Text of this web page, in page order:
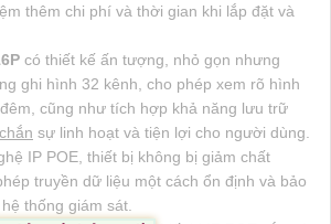
thêm chi phí và thời gian khi lắp đặt và
có thiết kế ấn tượng, nhỏ gọn nhưng
ghi hình 32 kênh, cho phép xem rõ hình
cũng như tích hợp khả năng lưu trữ
sự linh hoạt và tiện lợi cho người dùng.
IP POE, thiết bị không bị giảm chất
truyền dữ liệu một cách ổn định và bảo
thống giám sát.